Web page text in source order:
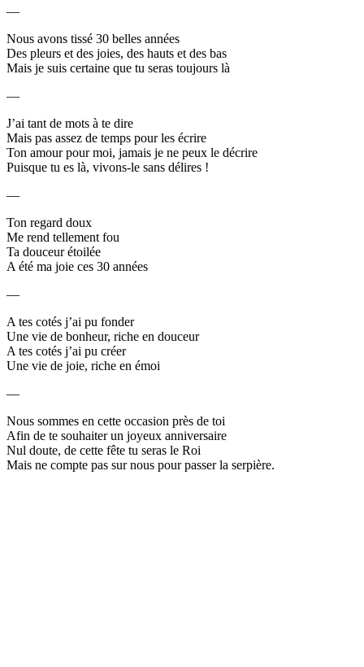
—
Nous avons tissé 30 belles années
Des pleurs et des joies, des hauts et des bas
Mais je suis certaine que tu seras toujours là
—
J’ai tant de mots à te dire
Mais pas assez de temps pour les écrire
Ton amour pour moi, jamais je ne peux le décrire
Puisque tu es là, vivons-le sans délires !
—
Ton regard doux
Me rend tellement fou
Ta douceur étoilée
A été ma joie ces 30 années
—
A tes cotés j’ai pu fonder
Une vie de bonheur, riche en douceur
A tes cotés j’ai pu créer
Une vie de joie, riche en émoi
—
Nous sommes en cette occasion près de toi
Afin de te souhaiter un joyeux anniversaire
Nul doute, de cette fête tu seras le Roi
Mais ne compte pas sur nous pour passer la serpière.